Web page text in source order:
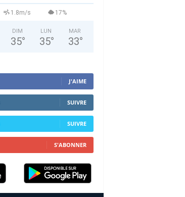
1.8m/s 17%
DIM
35°
LUN
35°
MAR
33°
J'AIME
SUIVRE
SUIVRE
S'ABONNER